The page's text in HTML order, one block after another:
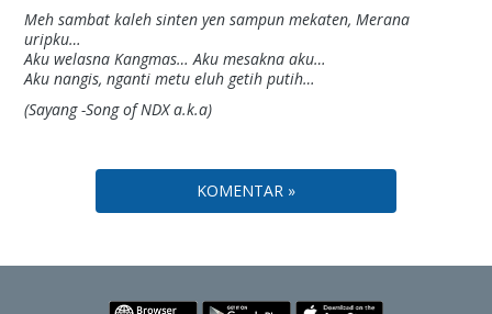
Meh sambat kaleh sinten yen sampun mekaten, Merana
uripku…
Aku welasna Kangmas… Aku mesakna aku…
Aku nangis, nganti metu eluh getih putih…
(Sayang -Song of NDX a.k.a)
KOMENTAR »